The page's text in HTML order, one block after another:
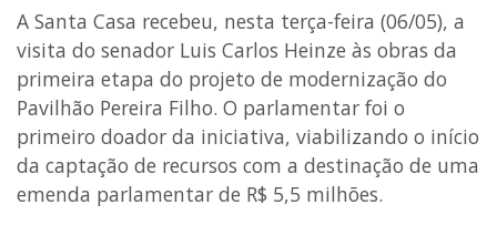
A Santa Casa recebeu, nesta terça-feira (06/05), a
visita do senador Luis Carlos Heinze às obras da
primeira etapa do projeto de modernização do
Pavilhão Pereira Filho. O parlamentar foi o
primeiro doador da iniciativa, viabilizando o início
da captação de recursos com a destinação de uma
emenda parlamentar de R$ 5,5 milhões.